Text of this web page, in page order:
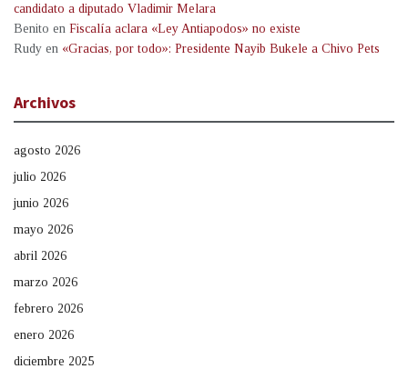
candidato a diputado Vladimir Melara
Benito en Fiscalía aclara «Ley Antiapodos» no existe
Rudy en «Gracias, por todo»: Presidente Nayib Bukele a Chivo Pets
Archivos
agosto 2026
julio 2026
junio 2026
mayo 2026
abril 2026
marzo 2026
febrero 2026
enero 2026
diciembre 2025